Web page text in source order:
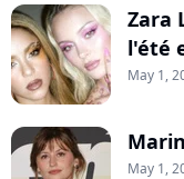
Zara
l'été
May 1,
May 1,